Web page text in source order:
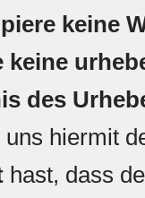
keine
keine
des
uns hiermit
hast, dass